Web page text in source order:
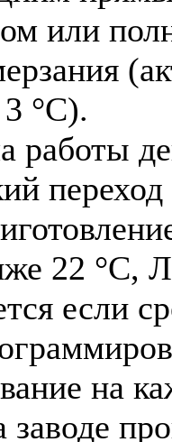
или
°C).
работы
22 °C,
если
на
заводе